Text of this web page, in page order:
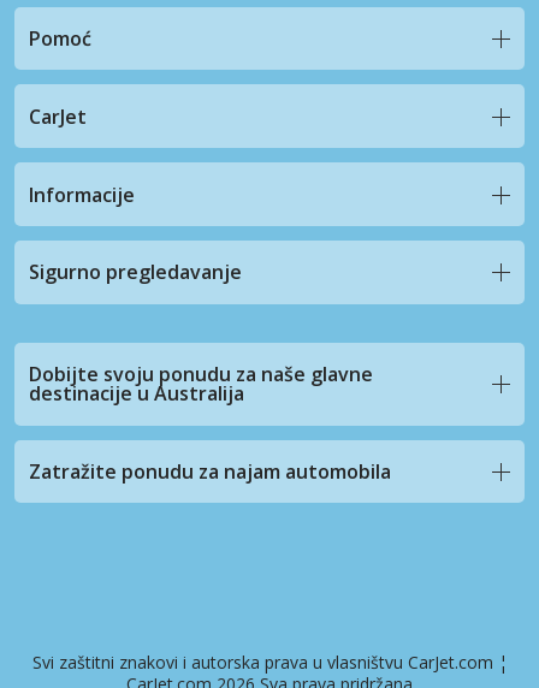
Pomoć
CarJet
Informacije
Sigurno pregledavanje
Dobijte svoju ponudu za naše glavne
destinacije u Australija
Zatražite ponudu za najam automobila
Svi zaštitni znakovi i autorska prava u vlasništvu CarJet.com ¦